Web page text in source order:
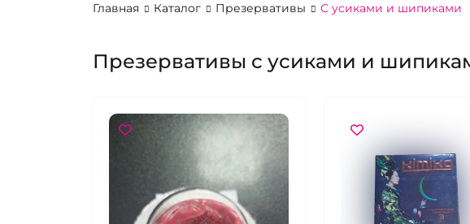
Главная Каталог Презервативы С усиками и шипиками
Презервативы с усиками и